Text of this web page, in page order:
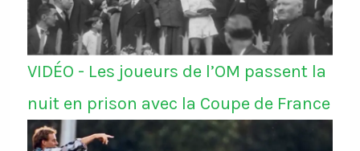
VIDÉO - Les joueurs de l’OM passent la
nuit en prison avec la Coupe de France